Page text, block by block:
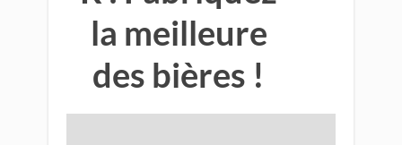
la meilleure
des bières !